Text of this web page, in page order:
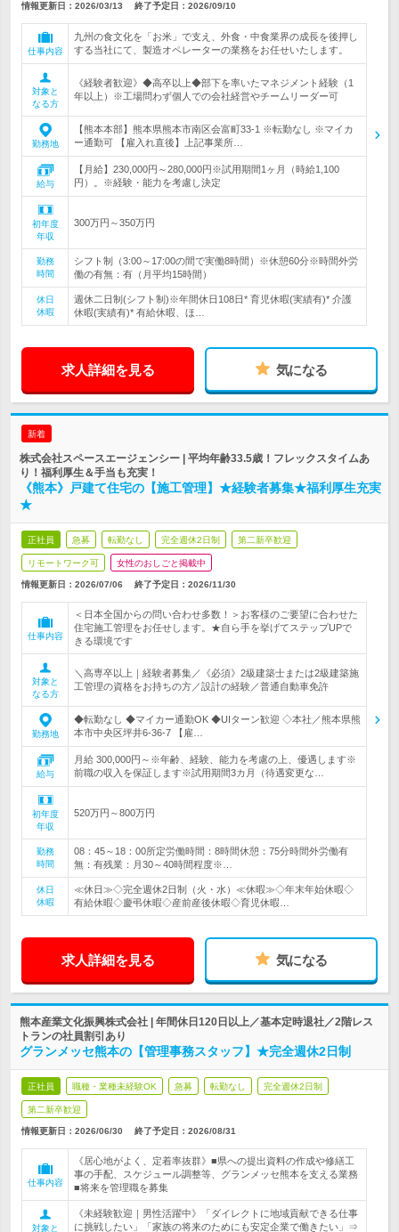
情報更新日：2026/03/13 終了予定日： 2026/09/10
仕事内容
九州の食文化を「お米」で支え、外食・中食業界の成長を後押し
する当社にて、製造オペレーターの業務をお任せいたします。
対象と
なる方
《経験者歓迎》◆高卒以上◆部下を率いたマネジメント経験（1
年以上）※工場問わず個人での会社経営やチームリーダー可
勤務地
【熊本本部】熊本県熊本市南区会富町33-1 ※転勤なし ※マイカ
ー通勤可 【雇入れ直後】上記事業所…
給与
【月給】230,000円～280,000円※試用期間1ヶ月（時給1,100
円）。※経験・能力を考慮し決定
初年度
年収
300万円～350万円
勤務
時間
シフト制（3:00～17:00の間で実働8時間）※休憩60分※時間外労
働の有無：有（月平均15時間）
休日
休暇
週休二日制(シフト制)※年間休日108日* 育児休暇(実績有)* 介護
休暇(実績有)* 有給休暇、ほ…
求人詳細を見る 気になる
新着
株式会社スペースエージェンシー | 平均年齢33.5歳！フレックスタイムあ
り！福利厚生＆手当も充実！
《熊本》戸建て住宅の【施工管理】★経験者募集★福利厚生充実
★
正社員 急募 転勤なし 完全週休2日制 第二新卒歓迎
リモートワーク可 女性のおしごと掲載中
情報更新日：2026/07/06 終了予定日： 2026/11/30
仕事内容
＜日本全国からの問い合わせ多数！＞お客様のご要望に合わせた
住宅施工管理をお任せします。★自ら手を挙げてステップUPで
きる環境です
対象と
なる方
＼高専卒以上｜経験者募集／《必須》2級建築士または2級建築施
工管理の資格をお持ちの方／設計の経験／普通自動車免許
勤務地
◆転勤なし ◆マイカー通勤OK ◆UIターン歓迎 ◇本社／熊本県熊
本市中央区坪井6-36-7 【雇…
給与
月給 300,000円～※年齢、経験、能力を考慮の上、優遇します※
前職の収入を保証します※試用期間3カ月（待遇変更な…
初年度
年収
520万円～800万円
勤務
時間
08：45～18：00所定労働時間：8時間休憩：75分時間外労働有
無：有残業：月30～40時間程度※…
休日
休暇
≪休日≫◇完全週休2日制（火・水）≪休暇≫◇年末年始休暇◇
有給休暇◇慶弔休暇◇産前産後休暇◇育児休暇…
求人詳細を見る 気になる
熊本産業文化振興株式会社 | 年間休日120日以上／基本定時退社／2階レス
トランの社員割引あり
グランメッセ熊本の【管理事務スタッフ】★完全週休2日制
正社員 職種・業種未経験OK 急募 転勤なし 完全週休2日制
第二新卒歓迎
情報更新日：2026/06/30 終了予定日： 2026/08/31
仕事内容
《居心地がよく、定着率抜群》■県への提出資料の作成や修繕工
事の手配、スケジュール調整等、グランメッセ熊本を支える業務
■将来を管理職を募集
対象と
《未経験歓迎｜男性活躍中》「ダイレクトに地域貢献できる仕事
に挑戦したい」「家族の将来のためにも安定企業で働きたい」⇒